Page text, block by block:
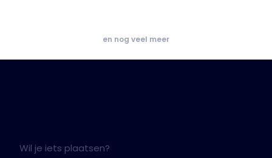
en nog veel meer
Wil je iets plaatsen?